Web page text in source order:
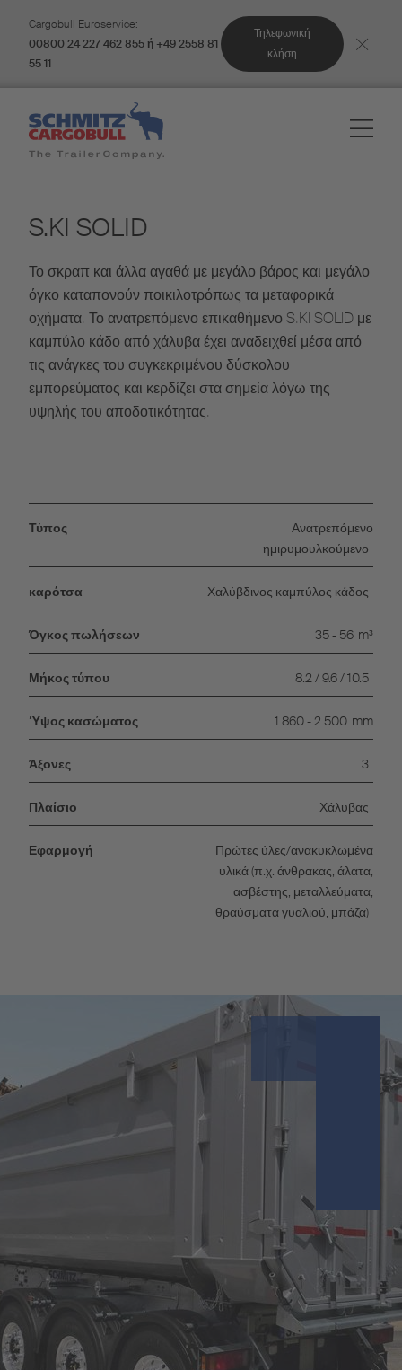
Cargobull Euroservice:
00800 24 227 462 855 ή +49 2558 81
55 11
Τηλεφωνική
κλήση
S.KI SOLID
Το σκραπ και άλλα αγαθά με μεγάλο βάρος και μεγάλο
όγκο καταπονούν ποικιλοτρόπως τα μεταφορικά
οχήματα. Το ανατρεπόμενο επικαθήμενο S.KI SOLID με
καμπύλο κάδο από χάλυβα έχει αναδειχθεί μέσα από
τις ανάγκες του συγκεκριμένου δύσκολου
εμπορεύματος και κερδίζει στα σημεία λόγω της
υψηλής του αποδοτικότητας.
Τύπος
Ανατρεπόμενο
ημιρυμουλκούμενο
καρότσα Χαλύβδινος καμπύλος κάδος
Όγκος πωλήσεων 35 - 56 m³
Μήκος τύπου 8.2 / 9.6 / 10.5
Ύψος κασώματος 1.860 - 2.500 mm
Άξονες 3
Πλαίσιο Χάλυβας
Εφαρμογή
Πρώτες ύλες/ανακυκλωμένα
υλικά (π.χ. άνθρακας, άλατα,
ασβέστης, μεταλλεύματα,
θραύσματα γυαλιού, μπάζα)